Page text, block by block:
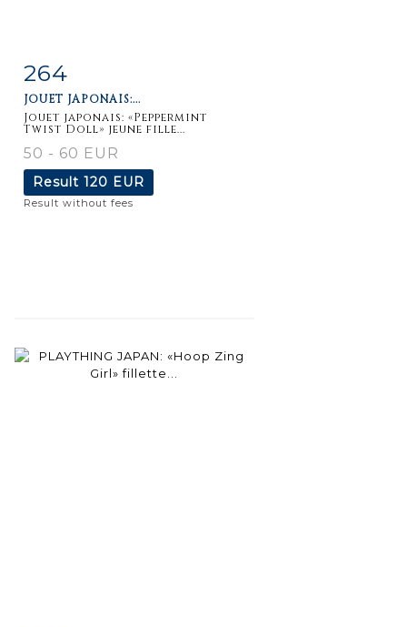
Item detail
264
JOUET JAPONAIS:...
Jouet japonais: «Peppermint
Twist Doll» jeune fille...
50 - 60 EUR
Result 120 EUR
Result without fees